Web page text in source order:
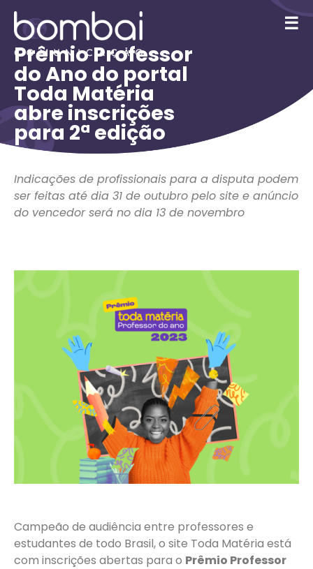
☰
Prêmio Professor
do Ano do portal
Toda Matéria
abre inscrições
para 2ª edição
Indicações de profissionais para a disputa podem
ser feitas até dia 31 de outubro pelo site e anúncio
do vencedor será no dia 13 de novembro
Campeão de audiência entre professores e
estudantes de todo Brasil, o site Toda Matéria está
com inscrições abertas para o Prêmio Professor